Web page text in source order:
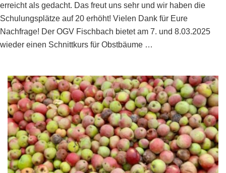
erreicht als gedacht. Das freut uns sehr und wir haben die
Schulungsplätze auf 20 erhöht! Vielen Dank für Eure
Nachfrage! Der OGV Fischbach bietet am 7. und 8.03.2025
wieder einen Schnittkurs für Obstbäume …